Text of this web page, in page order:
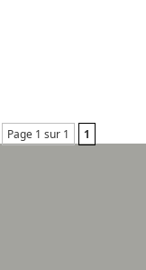
Page 1 sur 1 1